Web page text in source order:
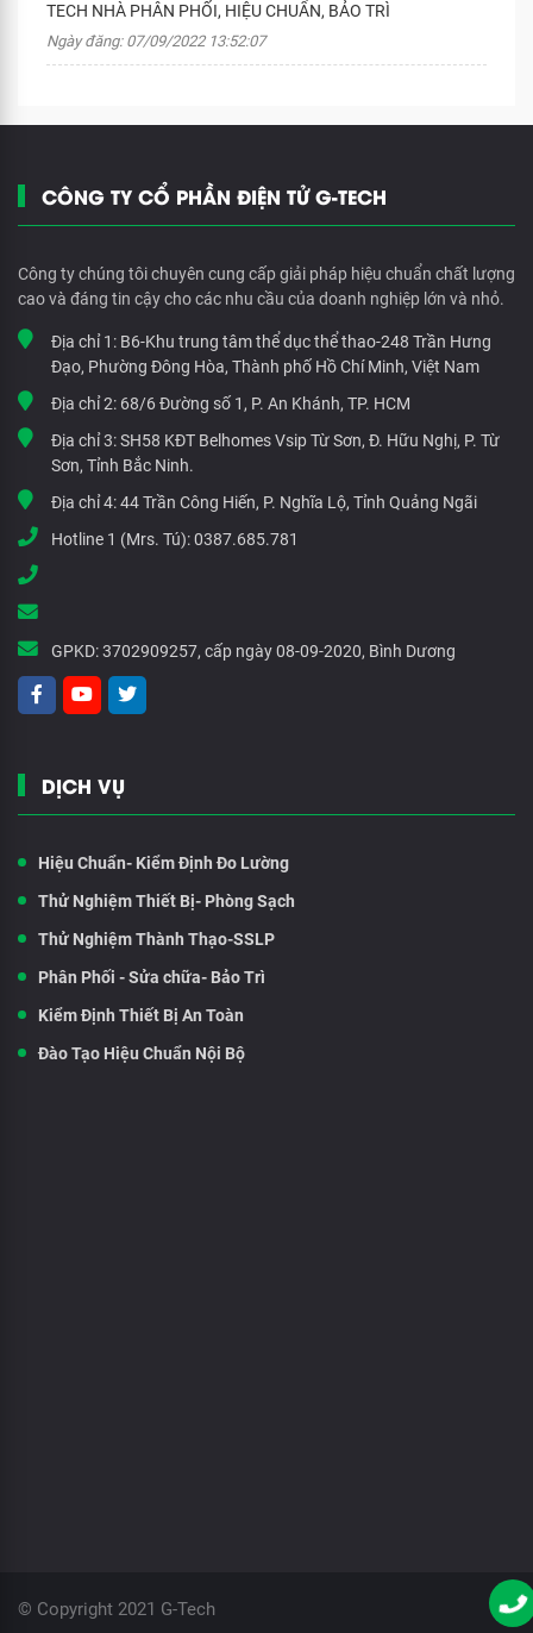
TECH NHÀ PHÂN PHỐI, HIỆU CHUẨN, BẢO TRÌ
Ngày đăng: 07/09/2022 13:52:07
CÔNG TY CỔ PHẦN ĐIỆN TỬ G-TECH
Công ty chúng tôi chuyên cung cấp giải pháp hiệu chuẩn chất lượng
cao và đáng tin cậy cho các nhu cầu của doanh nghiệp lớn và nhỏ.
Địa chỉ 1: B6-Khu trung tâm thể dục thể thao-248 Trần Hưng
Đạo, Phường Đông Hòa, Thành phố Hồ Chí Minh, Việt Nam
Địa chỉ 2: 68/6 Đường số 1, P. An Khánh, TP. HCM
Địa chỉ 3:SH58 KĐT Belhomes Vsip Từ Sơn, Đ. Hữu Nghị, P. Từ
Sơn, Tỉnh Bắc Ninh.
Địa chỉ 4:44 Trần Công Hiến, P. Nghĩa Lộ, Tỉnh Quảng Ngãi
Hotline 1 (Mrs. Tú):0387.685.781
GPKD:3702909257, cấp ngày 08-09-2020, Bình Dương
DỊCH VỤ
Hiệu Chuẩn- Kiểm Định Đo Lường
Thử Nghiệm Thiết Bị- Phòng Sạch
Thử Nghiệm Thành Thạo-SSLP
Phân Phối - Sửa chữa- Bảo Trì
Kiểm Định Thiết Bị An Toàn
Đào Tạo Hiệu Chuẩn Nội Bộ
© Copyright 2021 G-Tech